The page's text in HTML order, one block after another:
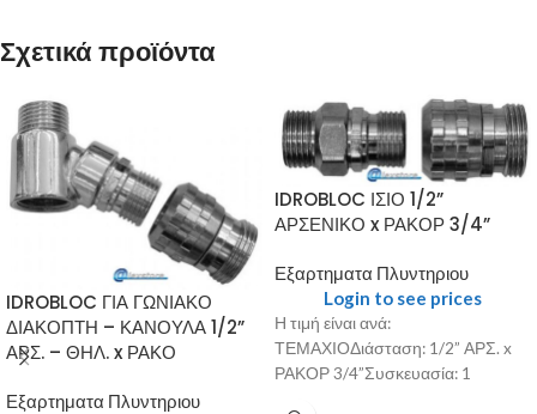
Σχετικά προϊόντα
IDROBLOC ΓΙΑ ΓΩΝΙΑΚΟ
ΔΙΑΚΟΠΤΗ – ΚΑΝΟΥΛΑ 1/2”
ΑΡΣ. – ΘΗΛ. x ΡΑΚΟ
Εξαρτηματα Πλυντηριου
IDROBLOC ΙΣΙΟ 1/2”
ΑΡΣΕΝΙΚΟ x ΡΑΚΟΡ 3/4”
Εξαρτηματα Πλυντηριου
Login to see prices
Η τιμή είναι ανά:
ΤΕΜΑΧΙΟΔιάσταση: 1/2” ΑΡΣ. x
ΡΑΚΟΡ 3/4”Συσκευασία: 1